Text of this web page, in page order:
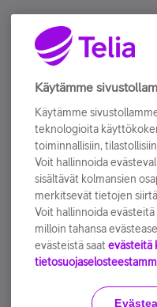
Älä jää paitsi –
Tilaa Telian uutiskirje
sähköpostiisi.
Tilaa nyt
Käyttöehdot
Käytämme
Käytämme
teknologioita
toiminnallisiin,
Voit hallinnoida
sisältävät kolmansien
merkitsevät tietojen
Voit hallinnoida
milloin tahansa
evästeistä saat evästeitä